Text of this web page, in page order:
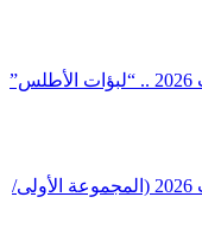
كأس أمم إفريقيا للسيدات – المغرب 2026 .. “لبؤات الأطلس”
كأس أمم إفريقيا للسيدات – المغرب 2026 (المجموعة الأولى/